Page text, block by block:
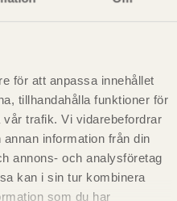
för att anpassa innehållet
tillhandahålla funktioner för
trafik. Vi vidarebefordrar
information från din
annons- och analysföretag
kan i sin tur kombinera
som du har
är svensk
för att
deras unika